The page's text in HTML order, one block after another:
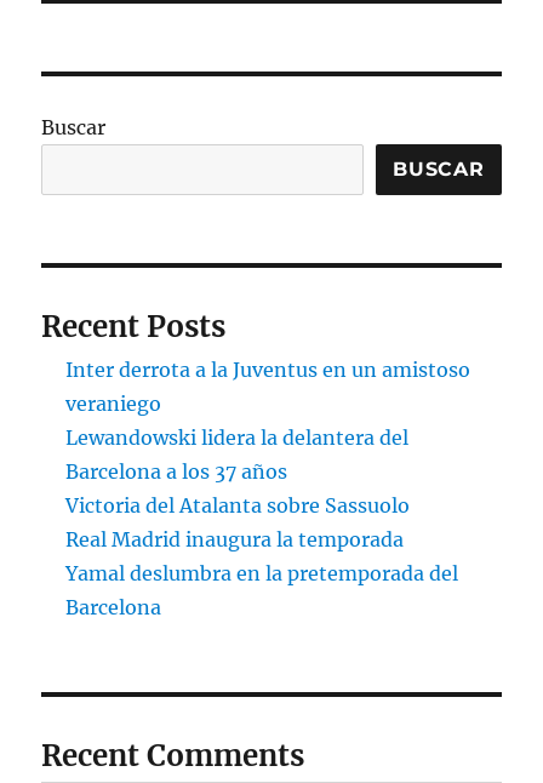
Buscar
BUSCAR
Recent Posts
Inter derrota a la Juventus en un amistoso
veraniego
Lewandowski lidera la delantera del
Barcelona a los 37 años
Victoria del Atalanta sobre Sassuolo
Real Madrid inaugura la temporada
Yamal deslumbra en la pretemporada del
Barcelona
Recent Comments